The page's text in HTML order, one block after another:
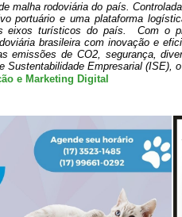
malha rodoviária do país.
portuário e uma plataforma
eixos turísticos do país.  Com o
brasileira com inovação e
emissões de CO2, segurança,
Sustentabilidade Empresarial (ISE),
e Marketing Digital